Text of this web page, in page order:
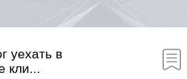
уехать в
кли...